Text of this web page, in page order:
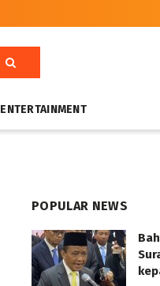
ENTERTAINMENT
POPULAR NEWS